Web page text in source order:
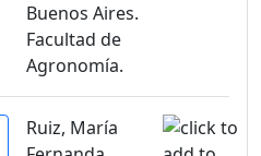
Buenos Aires.
Facultad de
Agronomía.
Ruiz, María